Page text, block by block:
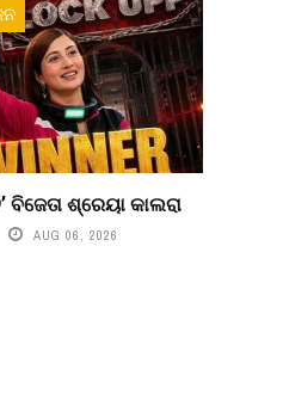
ବିଜେତା ଶ୍ରେୟା କାଲରା
AUG 06, 2026